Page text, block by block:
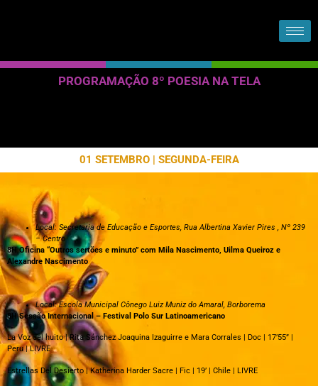
PROGRAMAÇÃO 8º POESIA NA TELA
01 SETEMBRO | SEGUNDA-FEIRA
Local: Secretaria de Educação e Esportes, Rua Albertina Xavier Pires , Nº 239
– Centro
8H Oficina “Outros sertões e minuto” com Mila Nascimento, Uilma Queiroz e
Alexandre Nascimento
Local: Escola Municipal Cônego Luiz Muniz do Amaral, Borborema
8H Sessão Internacional – Festival Polo Sur Latinoamericano
La Voz del huito | Rita Sánchez Joaquina Izaguirre e Mara Corrales | Doc | 17’55” |
Peru | LIVRE
Estrellas Del Desierto | Katherina Harder Sacre | Fic | 19’ | Chile | LIVRE